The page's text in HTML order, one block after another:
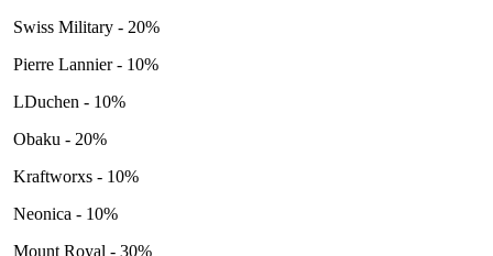
Swiss Military - 20%
Pierre Lannier - 10%
LDuchen - 10%
Obaku - 20%
Kraftworxs - 10%
Neonica - 10%
Mount Royal - 30%